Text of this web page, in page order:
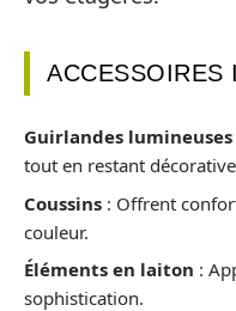
ACCESSOIRES
Guirlandes lumineuses
tout en restant
Coussins : Offrent
couleur.
Éléments en laiton :
sophistication.